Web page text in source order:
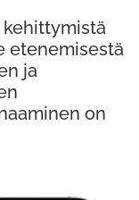
kehittymistä
etenemisestä
ja
on